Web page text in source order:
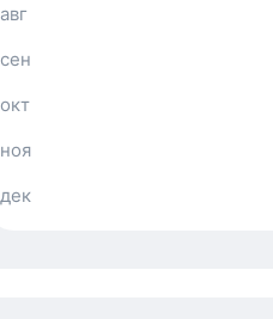
авг
сен
окт
ноя
дек